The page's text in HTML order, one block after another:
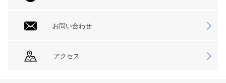
お問い合わせ
アクセス